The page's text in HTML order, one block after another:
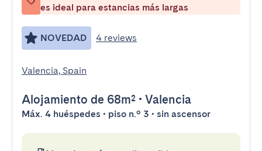
es ideal para estancias más largas
NOVEDAD 4 reviews
Valencia, Spain
Alojamiento de 68m² • Valencia
Máx. 4 huéspedes • piso n.º 3 • sin ascensor